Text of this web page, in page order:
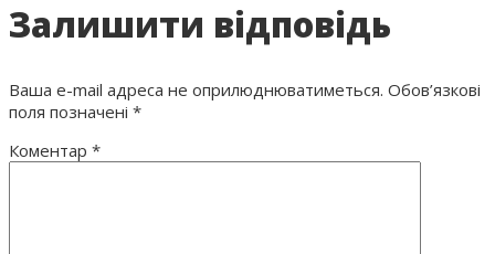
Залишити відповідь
Ваша e-mail адреса не оприлюднюватиметься. Обов’язкові
поля позначені *
Коментар *